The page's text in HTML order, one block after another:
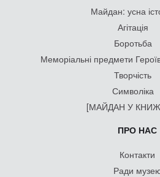
Майдан: усна
Агітація
Боротьба
Меморіальні предмети
Творчість
Символіка
[МАЙДАН У
ПРО НАС
Контакти
Ради